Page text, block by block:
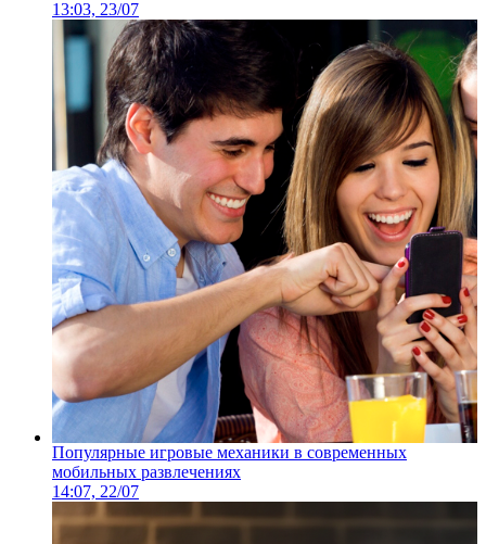
13:03, 23/07
Популярные игровые механики в современных
мобильных развлечениях
14:07, 22/07